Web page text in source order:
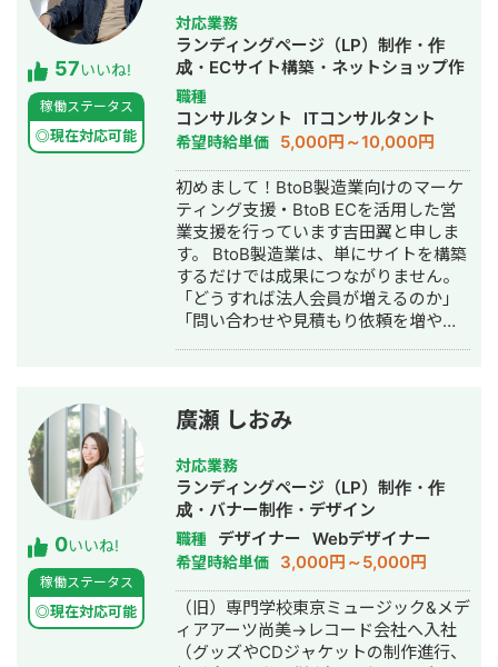
した実績があります。 エンジニア知識
を持ったSEOディレクターとして、大
量のページを作成するようないわゆる
データベース型のサイトの構築も得意
です。 競合が対応しきれないような細
かいキーワードまで対策して、お問合
せにつなげる戦略でお客様の売上に貢
献します。 少し珍しいキャリアの特徴
として、Fリーグ（フットサル日本トッ
プリーグ）のエスポラーダ北海道、バ
サジィ大分でプロ選手として活動しな
がらWeb制作の経験を積んできました
（バサジィ大分在籍時は完全プロ契約
のため1年間休職）。 アスリートとし
ての経験で培った「やると決めたら徹
底的にやり抜く」精神で、お客様のプ
57いいね!
稼働ステータス
◎現在対応可能
対応業務
ランディングページ（LP）制作・作
成・ECサイト構築・ネットショップ作
成代行・SEO対策・新規事業立上・記
事作成代行・ライティング・ホームペ
ージ制作・作成・リスティング広告運
用代行・オウンドメディア制作・構
築・運用代行・営業代行・AI活用
職種
コンサルタント ITコンサルタント
希望時給単価 5,000円～10,000円
初めまして！BtoB製造業向けのマーケ
ティング支援・BtoB ECを活用した営
業支援を行っています吉田翼と申しま
す。 BtoB製造業は、単にサイトを構築
するだけでは成果につながりません。
「どうすれば法人会員が増えるのか」
「問い合わせや見積もり依頼を増やせ
います。 支援内容としては、SEO・コ
ンテンツマーケティング、LP制作、広
告運用、メルマガ施策、ホワイトペー
パー制作、会員登録導線の改善など幅
広く対応しておりますが、特定の施策
ありきではありません。 企業様の商材
や営業体制、ターゲット顧客、競合状
況を踏まえ、「今取り組むべき施策は
何か」という視点から、最適なマーケ
ティング戦略をご提案いたします。
「BtoB ECを立ち上げたものの、思う
ように成果が出ていない」 「営業活動
0いいね!
稼働ステータス
◎現在対応可能
廣瀬 しおみ
対応業務
ランディングページ（LP）制作・作
成・バナー制作・デザイン
職種 デザイナー Webデザイナー
希望時給単価 3,000円～5,000円
（旧）専門学校東京ミュージック&メデ
ィアアーツ尚美→レコード会社へ入社
（グッズやCDジャケットの制作進行、